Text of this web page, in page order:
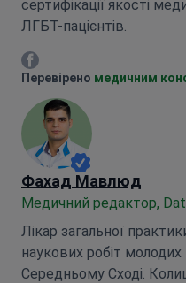
сертифікації якості
ЛГБТ-пацієнтів.
Марія Митрофанкіна
Перевірено медичним
Фахад Мавлюд
Медичний редактор,
Лікар загальної
наукових робіт
Середньому Сході.